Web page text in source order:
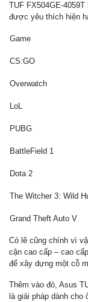
TUF FX504GE-
được yêu thích hiện
Game
CS:GO
Overwatch
LoL
PUBG
BattleField 1
Dota 2
The Witcher 3: Wild
Grand Theft Auto V
Có lẽ cũng chính vì
cận cao cấp – cao
để xây dựng một cỗ
Thêm vào đó, Asus
là giải pháp dành